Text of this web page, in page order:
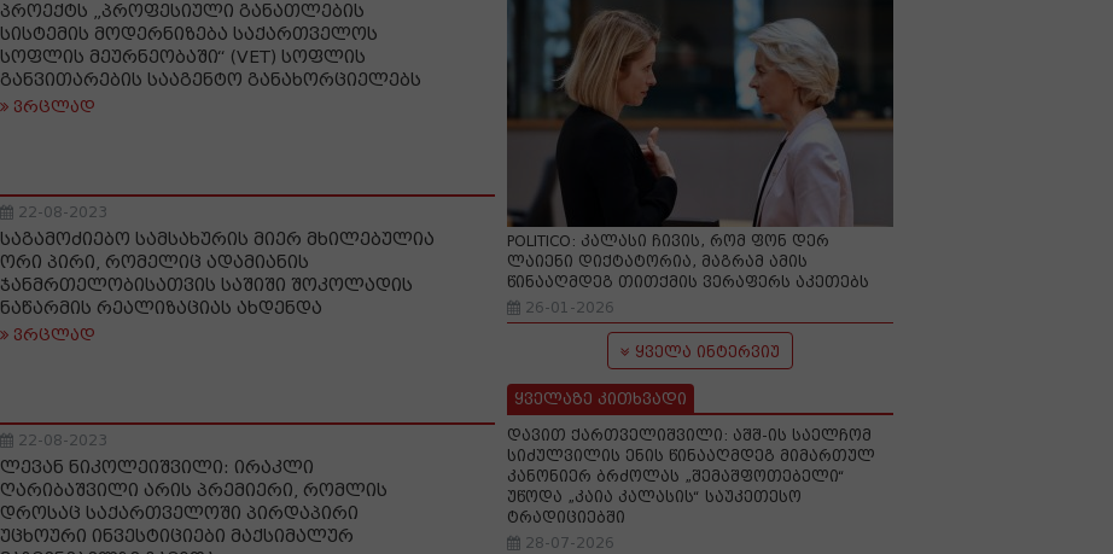
პროექტს „პროფესიული განათლების
სისტემის მოდერნიზება საქართველოს
სოფლის მეურნეობაში“ (VET) სოფლის
განვითარების სააგენტო განახორციელებს
ვრცლად
22-08-2023
საგამოძიებო სამსახურის მიერ მხილებულია
ორი პირი, რომელიც ადამიანის
ჯანმრთელობისათვის საშიში შოკოლადის
ნაწარმის რეალიზაციას ახდენდა
ვრცლად
22-08-2023
ლევან ნიკოლეიშვილი: ირაკლი
ღარიბაშვილი არის პრემიერი, რომლის
დროსაც საქართველოში პირდაპირი
უცხოური ინვესტიციები მაქსიმალურ
POLITICO: კალასი ჩივის, რომ ფონ დერ
ლაიენი დიქტატორია, მაგრამ ამის
წინააღმდეგ თითქმის ვერაფერს აკეთებს
26-01-2026
ყველა ინტერვიუ
ყველაზე კითხვადი
დავით ქართველიშვილი: აშშ-ის საელჩომ
სიძულვილის ენის წინააღმდეგ მიმართულ
კანონიერ ბრძოლას „შემაშფოთებელი“
უწოდა „კაია კალასის“ საუკეთესო
ტრადიციებში
28-07-2026